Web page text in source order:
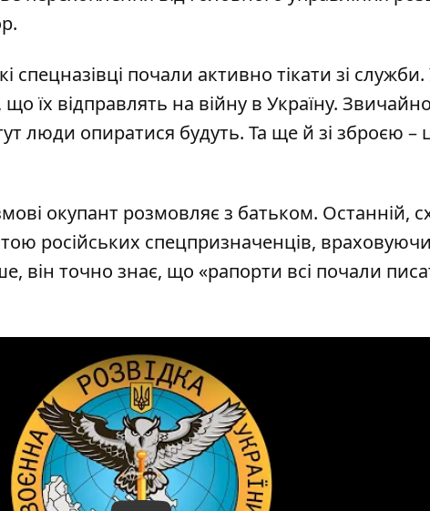
.
спецназівці почали активно тікати зі
їх відправлять на війну в Україну.
люди опиратися будуть. Та ще й зі зброєю
окупант розмовляє з батьком. Останній,
російських спецпризначенців,
він точно знає, що «рапорти всі почали